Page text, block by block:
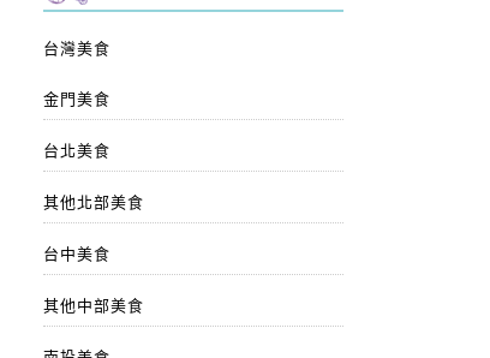
台灣美食
金門美食
台北美食
其他北部美食
台中美食
其他中部美食